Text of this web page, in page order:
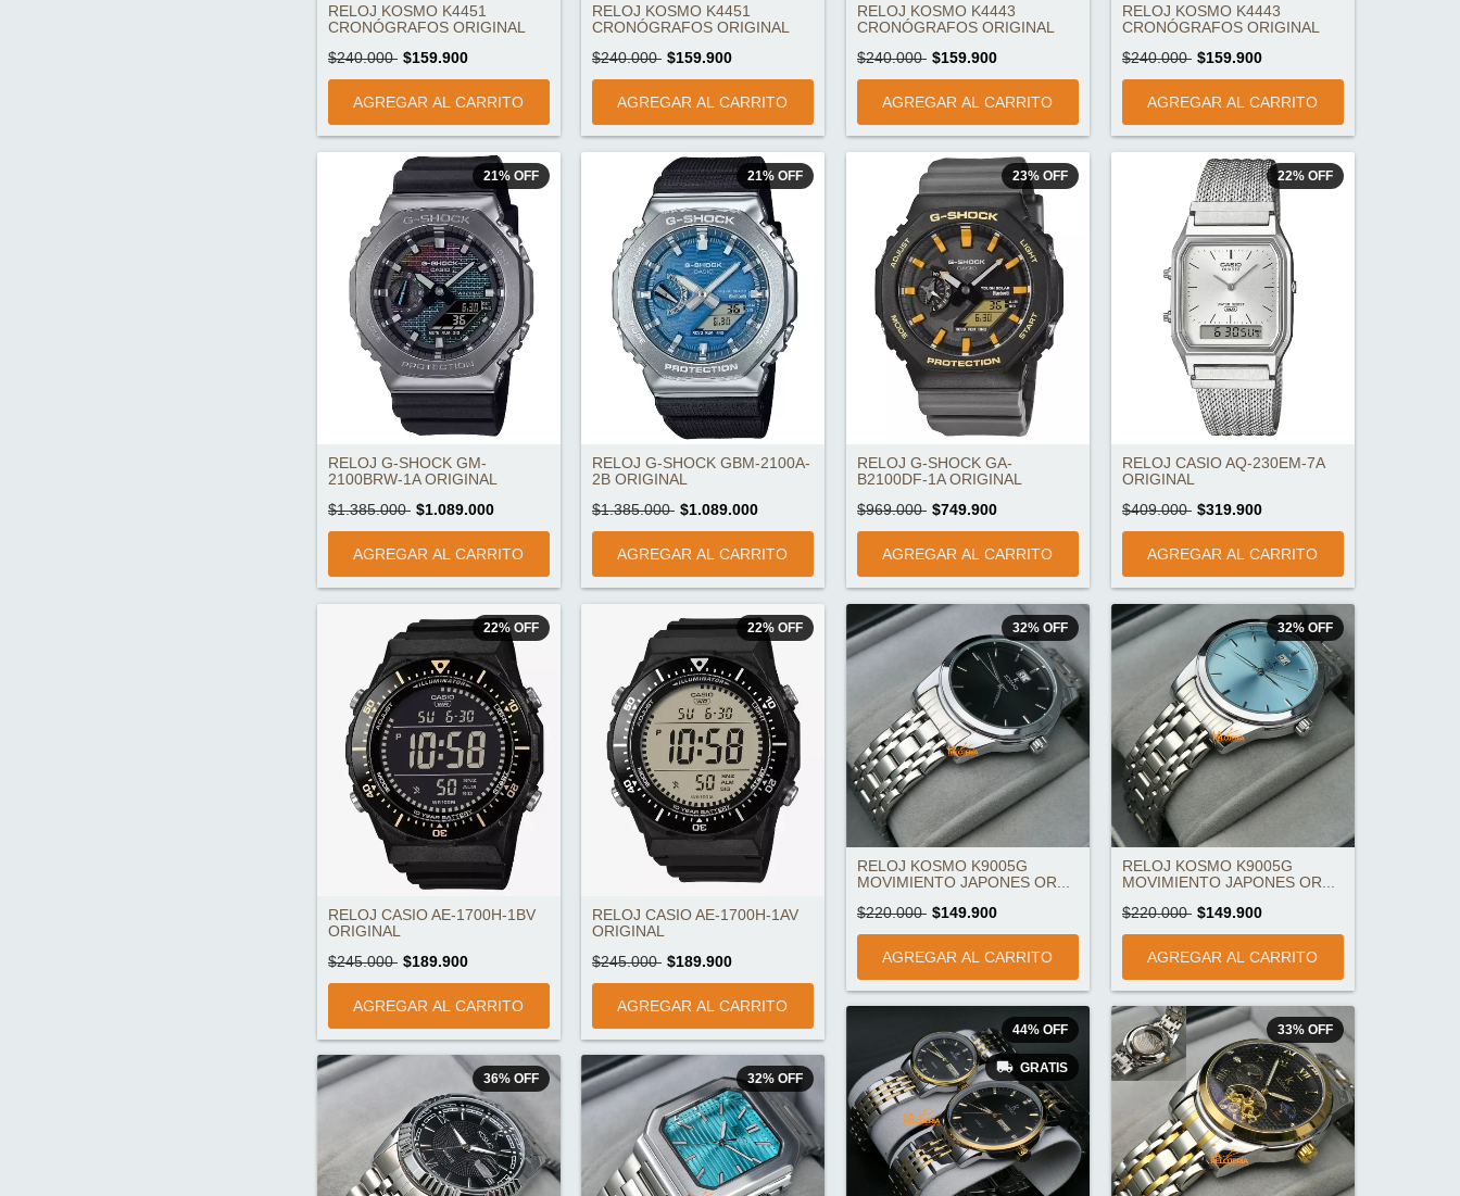
RELOJ KOSMO K4451
CRONÓGRAFOS ORIGINAL
$240.000 $159.900
RELOJ KOSMO K4451
CRONÓGRAFOS ORIGINAL
$240.000 $159.900
RELOJ KOSMO K4443
CRONÓGRAFOS ORIGINAL
$240.000 $159.900
RELOJ KOSMO K4443
CRONÓGRAFOS ORIGINAL
$240.000 $159.900
21% OFF
RELOJ G-SHOCK GM-
2100BRW-1A ORIGINAL
$1.385.000 $1.089.000
21% OFF
RELOJ G-SHOCK GBM-2100A-
2B ORIGINAL
$1.385.000 $1.089.000
23% OFF
RELOJ G-SHOCK GA-
B2100DF-1A ORIGINAL
$969.000 $749.900
22% OFF
RELOJ CASIO AQ-230EM-7A
ORIGINAL
$409.000 $319.900
22% OFF
RELOJ CASIO AE-1700H-1BV
ORIGINAL
$245.000 $189.900
22% OFF
RELOJ CASIO AE-1700H-1AV
ORIGINAL
$245.000 $189.900
32% OFF
RELOJ KOSMO K9005G
MOVIMIENTO JAPONES OR...
$220.000 $149.900
32% OFF
RELOJ KOSMO K9005G
MOVIMIENTO JAPONES OR...
$220.000 $149.900
36% OFF 32% OFF
44% OFF
GRATIS
33% OFF